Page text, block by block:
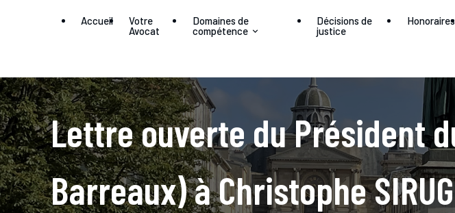
Accueil
Votre
Avocat
Domaines de
compétence
Décisions de
justice
Honoraires
Lettre ouverte du Président
Barreaux) à Christophe